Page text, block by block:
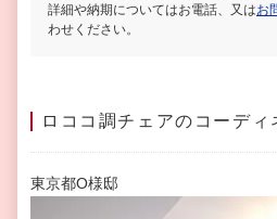
詳細や納期についてはお電話、又はお
わせください。
ロココ調チェアのコーディ
東京都O様邸